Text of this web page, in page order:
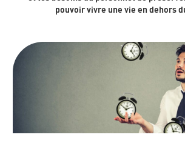
pouvoir vivre une vie en dehors